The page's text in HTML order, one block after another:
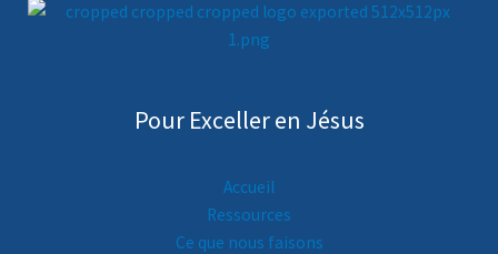
Pour Exceller en Jésus
Accueil
Ressources
Ce que nous faisons